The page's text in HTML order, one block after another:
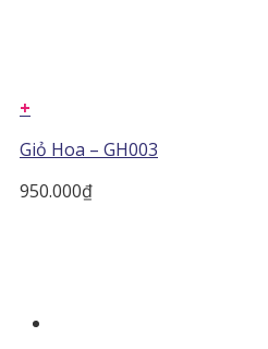
+
Giỏ Hoa – GH003
950.000₫